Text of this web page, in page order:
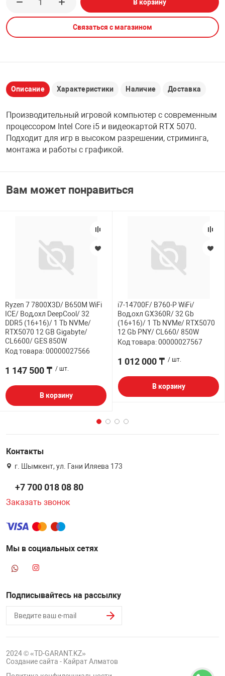
PCI АДАПТЕРЫ
USB
CARD RIDER
НАБОР ДЛЯ
CD-DVD ДИСКИ
В корзину
Связаться с магазином
Описание Характеристики Наличие Доставка
Производительный игровой компьютер с современным
процессором Intel Core i5 и видеокартой RTX 5070.
Подходит для игр в высоком разрешении, стриминга,
монтажа и работы с графикой.
Вам может понравиться
Ryzen 7 7800X3D/ B650M WiFi
ICE/ Вод,охл DeepCool/ 32
DDR5 (16+16)/ 1 Tb NVMe/
RTX5070 12 GB Gigabyte/
CL6600/ GES 850W
Код товара: 00000027566
1 147 500 ₸ / шт.
В корзину
i7-14700F/ B760-P WiFi/
Вод,охл GX360R/ 32 Gb
(16+16)/ 1 Tb NVMe/ RTX5070
12 Gb PNY/ CL660/ 850W
Код товара: 00000027567
1 012 000 ₸ / шт.
В корзину
Контакты
г. Шымкент, ул. Гани Иляева 173
+7 700 018 08 80
Заказать звонок
Мы в социальных сетях
Подписывайтесь на рассылку
2024 © «TD-GARANT.KZ»
Создание сайта - Кайрат Алматов